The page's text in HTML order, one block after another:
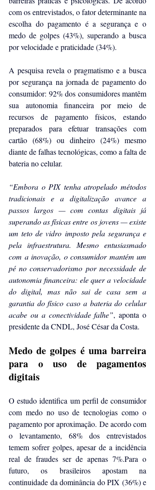
com os entrevistados, o fator determinante na
escolha do pagamento é a segurança e o
medo de golpes (43%), superando a busca
por velocidade e praticidade (34%).
A pesquisa revela o pragmatismo e a busca
por segurança na jornada de pagamento do
consumidor: 92% dos consumidores mantêm
sua autonomia financeira por meio de
recursos de pagamento físicos, estando
preparados para efetuar transações com
cartão (68%) ou dinheiro (24%) mesmo
diante de falhas tecnológicas, como a falta de
bateria no celular.
“Embora o PIX tenha atropelado métodos
tradicionais e a digitalização avance a
passos largos — com contas digitais já
superando as físicas entre os jovens — existe
um teto de vidro imposto pela segurança e
pela infraestrutura. Mesmo entusiasmado
com a inovação, o consumidor mantém um
pé no conservadorismo por necessidade de
autonomia financeira: ele quer a velocidade
do digital, mas não sai de casa sem a
garantia do físico caso a bateria do celular
acabe ou a conectividade falhe”, aponta o
presidente da CNDL, José César da Costa.
Medo de golpes é uma barreira
para o uso de pagamentos
digitais
O estudo identifica um perfil de consumidor
com medo no uso de tecnologias como o
pagamento por aproximação. De acordo com
o levantamento, 68% dos entrevistados
temem sofrer golpes, apesar de a incidência
real de fraudes ser de apenas 7%.Para o
futuro, os brasileiros apostam na
continuidade da dominância do PIX (36%) e